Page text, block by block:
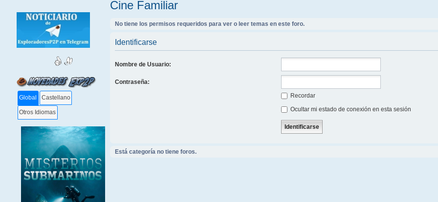
Global Castellano
Otros Idiomas
Cine Familiar
No tiene los permisos requeridos para ver o leer temas en este foro.
Identificarse
Nombre de Usuario:
Contraseña:
Recordar
Ocultar mi estado de conexión en esta sesión
Está categoría no tiene foros.